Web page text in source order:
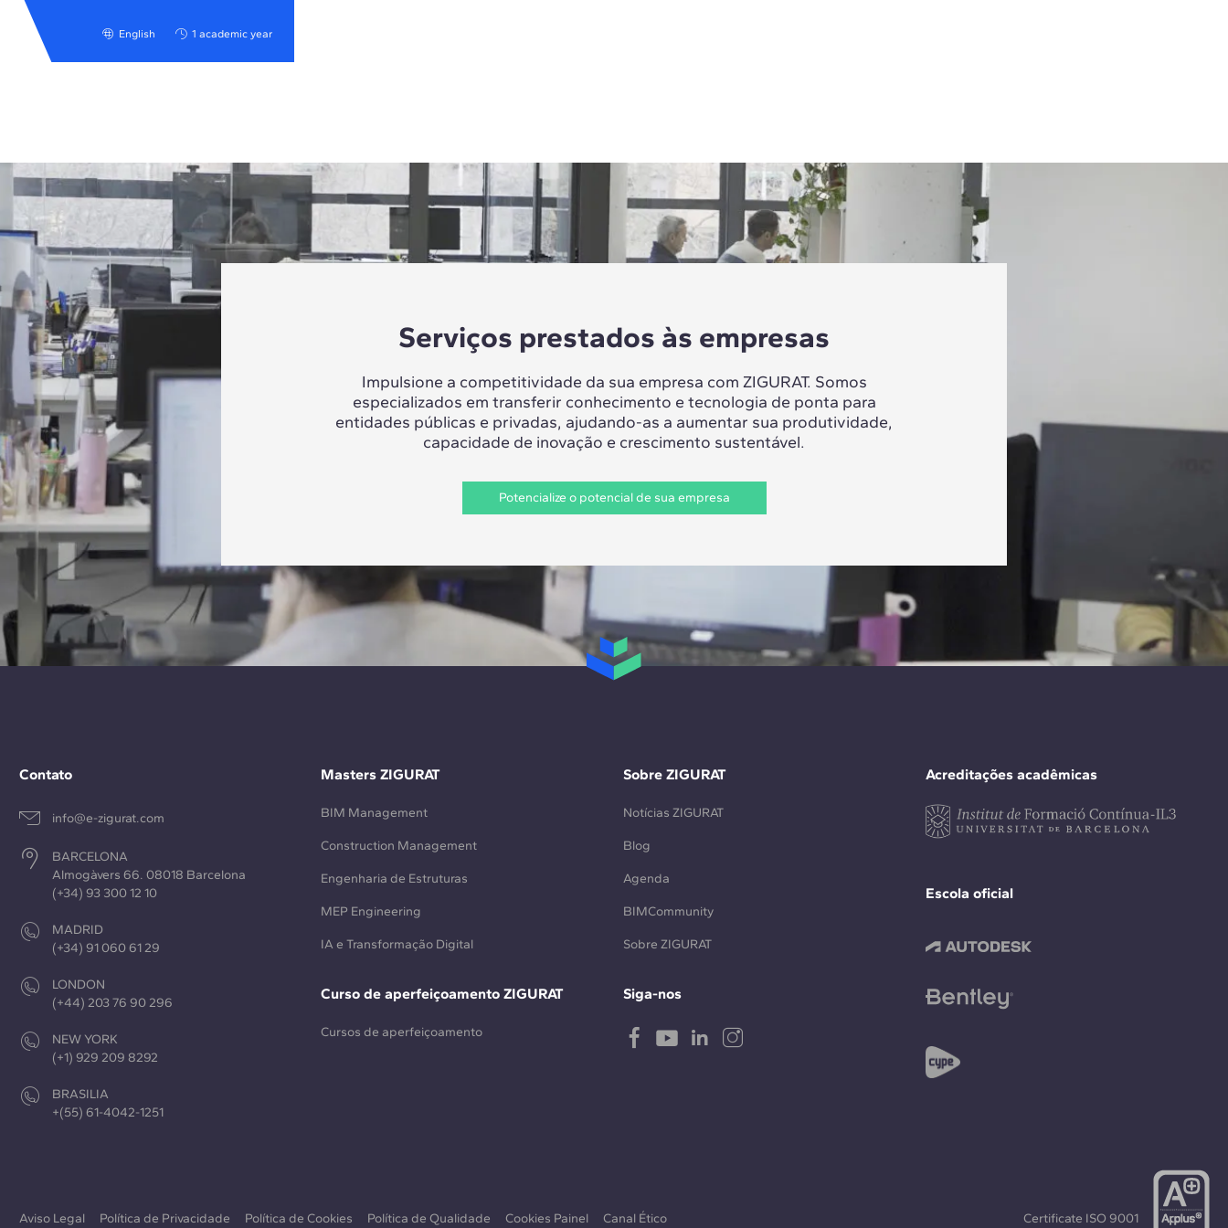
English 1 academic year
Serviços prestados às empresas
Impulsione a competitividade da sua empresa com ZIGURAT. Somos
especializados em transferir conhecimento e tecnologia de ponta para
entidades públicas e privadas, ajudando-as a aumentar sua produtividade,
capacidade de inovação e crescimento sustentável.
Potencialize o potencial de sua empresa
Contato
info@e-zigurat.com
BARCELONA
Almogàvers 66. 08018 Barcelona
(+34) 93 300 12 10
MADRID
(+34) 91 060 61 29
LONDON
(+44) 203 76 90 296
NEW YORK
(+1) 929 209 8292
BRASILIA
+(55) 61-4042-1251
Acreditações acadêmicas
Escola oficial
Masters ZIGURAT
BIM Management
Construction Management
Engenharia de Estruturas
MEP Engineering
IA e Transformação Digital
Curso de aperfeiçoamento ZIGURAT
Cursos de aperfeiçoamento
Sobre ZIGURAT
Notícias ZIGURAT
Blog
Agenda
BIMCommunity
Sobre ZIGURAT
Siga-nos
Aviso Legal Política de Privacidade Política de Cookies Política de Qualidade Cookies Painel Canal Ético Certificate ISO 9001